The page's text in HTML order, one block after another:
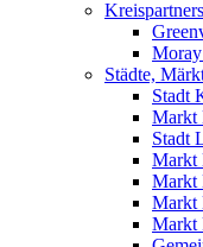
Städte,
Stadt
Markt
Stadt
Markt
Markt
Markt
Markt